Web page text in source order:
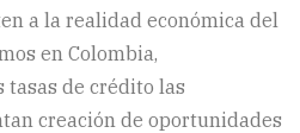
a la realidad económica del
en Colombia,
tasas de crédito las
creación de oportunidades